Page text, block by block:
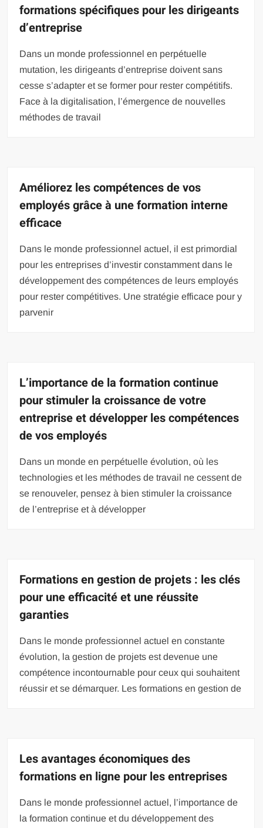
formations spécifiques pour les dirigeants
d’entreprise
Dans un monde professionnel en perpétuelle
mutation, les dirigeants d’entreprise doivent sans
cesse s’adapter et se former pour rester compétitifs.
Face à la digitalisation, l’émergence de nouvelles
méthodes de travail
Améliorez les compétences de vos
employés grâce à une formation interne
efficace
Dans le monde professionnel actuel, il est primordial
pour les entreprises d’investir constamment dans le
développement des compétences de leurs employés
pour rester compétitives. Une stratégie efficace pour y
parvenir
L’importance de la formation continue
pour stimuler la croissance de votre
entreprise et développer les compétences
de vos employés
Dans un monde en perpétuelle évolution, où les
technologies et les méthodes de travail ne cessent de
se renouveler, pensez à bien stimuler la croissance
de l’entreprise et à développer
Formations en gestion de projets : les clés
pour une efficacité et une réussite
garanties
Dans le monde professionnel actuel en constante
évolution, la gestion de projets est devenue une
compétence incontournable pour ceux qui souhaitent
réussir et se démarquer. Les formations en gestion de
Les avantages économiques des
formations en ligne pour les entreprises
Dans le monde professionnel actuel, l’importance de
la formation continue et du développement des